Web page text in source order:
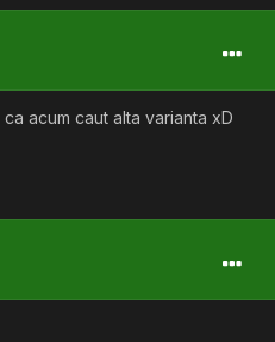
acum caut alta varianta xD